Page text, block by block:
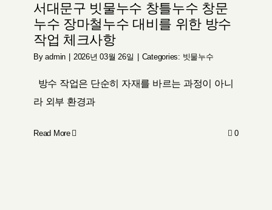
서대문구 빗물누수 창틀누수 창문
누수 장마철누수 대비를 위한 방수
작업 체크사항
Byadmin 2026년 03월 26일 Categories: 빗물누수
방수 작업은 단순히 자재를 바르는 과정이 아니
라 외부 환경과
Read More 0